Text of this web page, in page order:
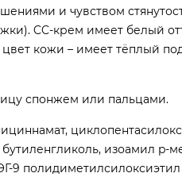
и чувством
CC-крем имеет белый
кожи – имеет тёплый
спонжем или пальцами.
изоамил
9